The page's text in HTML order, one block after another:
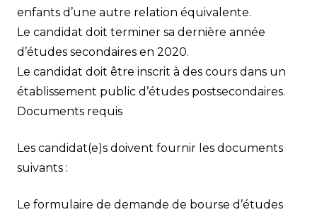
enfants d’une autre relation équivalente.
Le candidat doit terminer sa dernière année
d’études secondaires en 2020.
Le candidat doit être inscrit à des cours dans un
établissement public d’études postsecondaires.
Documents requis
Les candidat(e)s doivent fournir les documents
suivants :
Le formulaire de demande de bourse d’études